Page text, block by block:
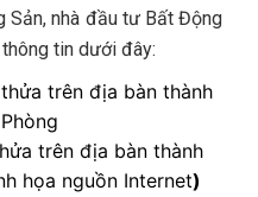
Sản, nhà đầu tư Bất Động
tin dưới đây:
trên địa bàn thành
họa nguồn Internet)